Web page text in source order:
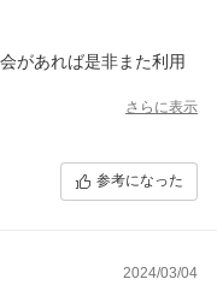
があれば是非また利用
さらに表示
参考になった
2024/03/04